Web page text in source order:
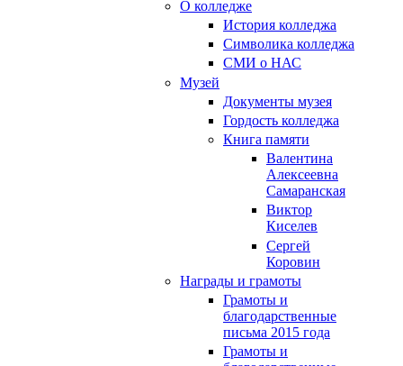
О колледже
История колледжа
Символика колледжа
СМИ о НАС
Музей
Документы музея
Гордость колледжа
Книга памяти
Валентина
Алексеевна
Самаранская
Виктор
Киселев
Сергей
Коровин
Награды и грамоты
Грамоты и
благодарственные
письма 2015 года
Грамоты и